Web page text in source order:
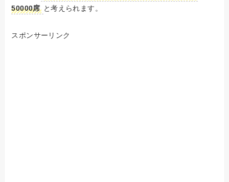
50000席 と考えられます。
スポンサーリンク